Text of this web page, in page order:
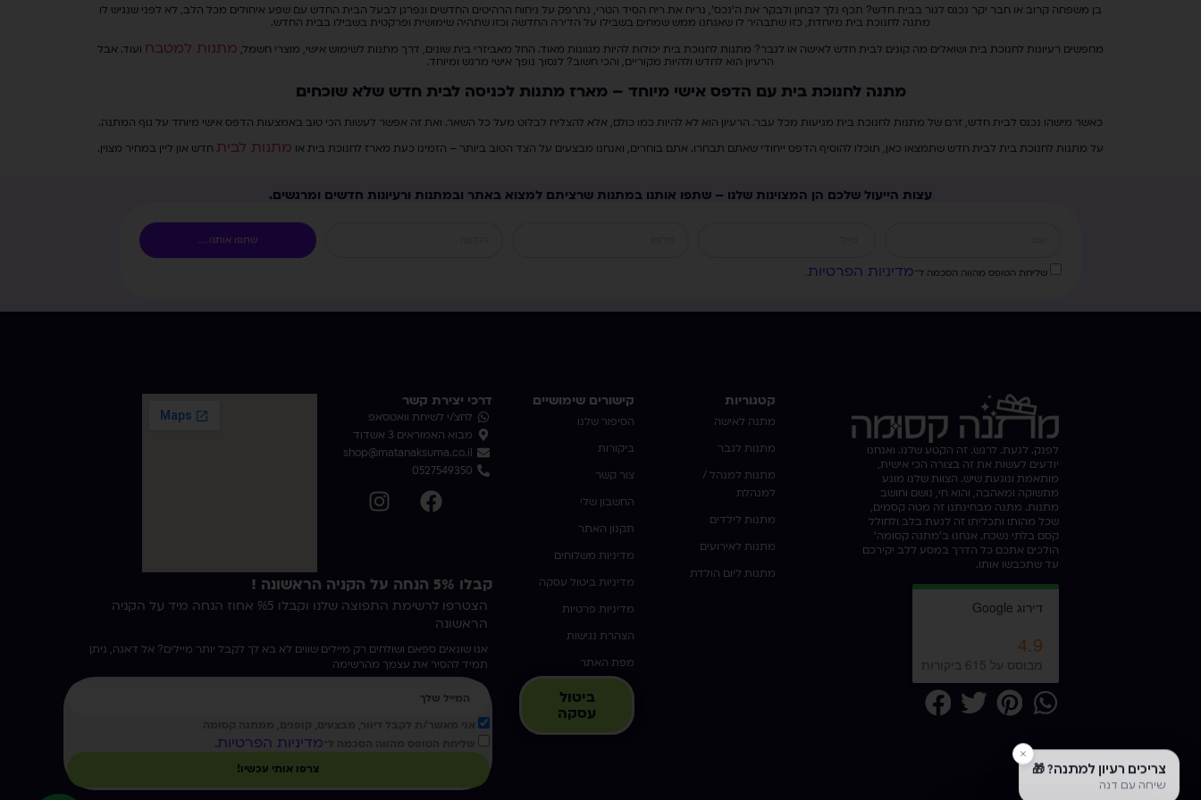
בן משפחה קרוב או חבר יקר נכנס לגור בבית חדש? תכף נלך לבחון ולבקר את ה'נכס', נריח את ריח הסיד הטרי, נתרפק על ניחוח הרהיטים החדשים ונפרגן לבעל הבית החדש עם שפע איחולים מכל הלב, לא לפני שנגיש לו
מתנה לחנוכת בית מיוחדת, כזו שתבהיר לו שאנחנו ממש שמחים בשבילו על הדירה החדשה וכזו שתהיה שימושית ופרקטית בשבילו בבית החדש.
מחפשים רעיונות לחנוכת בית ושואלים מה קונים לבית חדש לאישה או לגבר? מתנות לחנוכת בית יכולות להיות מגוונות מאוד. החל מאביזרי בית שונים, דרך מתנות לשימוש אישי, מוצרי חשמל, מתנות למטבח ועוד. אבל
הרעיון הוא לחדש ולהיות מקוריים, והכי חשוב? לנסוך נופך אישי מרגש ומיוחד.
מתנה לחנוכת בית עם הדפס אישי מיוחד – מארז מתנות לכניסה לבית חדש שלא שוכחים
כאשר מישהו נכנס לבית חדש, זרם של מתנות לחנוכת בית מגיעות מכל עבר. הרעיון הוא לא להיות כמו כולם, אלא להצליח לבלוט מעל כל השאר. ואת זה אפשר לעשות הכי טוב באמצעות הדפס אישי מיוחד על גוף המתנה.
על מתנות לחנוכת בית לבית חדש שתמצאו כאן, תוכלו להוסיף הדפס ייחודי שאתם תבחרו. אתם בוחרים, ואנחנו מבצעים על הצד הטוב ביותר – הזמינו כעת מארז לחנוכת בית או מתנות לבית חדש און ליין במחיר מצוין.
עצות הייעול שלכם הן המצוינות שלנו – שתפו אותנו במתנות שרציתם למצוא באתר ובמתנות ורעיונות חדשים ומרגשים.
שליחת הטופס מהווה הסכמה ל־מדיניות הפרטיות.
שתפו אותנו....
לפנק. לגעת. לרגש. זה הקטע שלנו. ואנחנו
יודעים לעשות את זה בצורה הכי אישית,
מותאמת ונוגעת שיש. הצוות שלנו מונע
מתשוקה ומאהבה, והוא חי, נושם וחושב
מתנות. מתנה מבחינתנו זה מטה קסמים,
שכל מהותו ותכליתו זה לגעת בלב ולחולל
קסם בלתי נשכח. אנחנו ב'מתנה קסומה'
הולכים אתכם כל הדרך במסע ללב יקירכם
עד שתכבשו אותו.
קטגוריות
מתנה לאישה
מתנות לגבר
מתנות למנהל /
למנהלת
מתנות לילדים
מתנות לאירועים
מתנות ליום הולדת
קישורים שימושיים
הסיפור שלנו
ביקורות
צור קשר
החשבון שלי
תקנון האתר
מדיניות משלוחים
מדיניות ביטול עסקה
מדיניות פרטיות
הצהרת נגישות
מפת האתר
ביטול
עסקה
דרכי יצירת קשר
לחצ/י לשיחת וואטסאפ
מבוא האמוראים 3 אשדוד
shop@matanaksuma.co.il
0527549350
קבלו 5% הנחה על הקניה הראשונה !
הצטרפו לרשימת התפוצה שלנו וקבלו %5 אחוז הנחה מיד על הקניה
הראשונה
אנו שונאים ספאם ושולחים רק מיילים שווים לא בא לך לקבל יותר מיילים? אל דאגה, ניתן
תמיד להסיר את עצמך מהרשימה
מדיניות הפרטיות
צרפו אותי עכשיו!